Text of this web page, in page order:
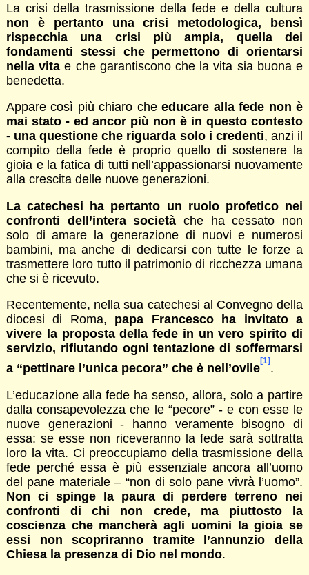
La crisi della trasmissione della fede e della cultura
non è pertanto una crisi metodologica, bensì
rispecchia una crisi più ampia, quella dei
fondamenti stessi che permettono di orientarsi
nella vita e che garantiscono che la vita sia buona e
benedetta.
Appare così più chiaro cheeducare alla fede non è
mai stato - ed ancor più non è in questo contesto
- una questione che riguarda solo i credenti, anzi il
compito della fede è proprio quello di sostenere la
gioia e la fatica di tutti nell’appassionarsi nuovamente
alla crescita delle nuove generazioni.
La catechesi ha pertanto un ruolo profetico nei
confronti dell’intera società che ha cessato non
solo di amare la generazione di nuovi e numerosi
bambini, ma anche di dedicarsi con tutte le forze a
trasmettere loro tutto il patrimonio di ricchezza umana
che si è ricevuto.
Recentemente, nella sua catechesi al Convegno della
diocesi di Roma, papa Francesco ha invitato a
vivere la proposta della fede in un vero spirito di
servizio, rifiutando ogni tentazione di soffermarsi
a “pettinare l’unica pecora” che è nell’ovile
[1]
.
L’educazione alla fede ha senso, allora, solo a partire
dalla consapevolezza che le “pecore” - e con esse le
nuove generazioni - hanno veramente bisogno di
essa: se esse non riceveranno la fede sarà sottratta
loro la vita. Ci preoccupiamo della trasmissione della
fede perché essa è più essenziale ancora all’uomo
del pane materiale – “non di solo pane vivrà l’uomo”.
Non ci spinge la paura di perdere terreno nei
confronti di chi non crede, ma piuttosto la
coscienza che mancherà agli uomini la gioia se
essi non scopriranno tramite l’annunzio della
Chiesa la presenza di Dio nel mondo.